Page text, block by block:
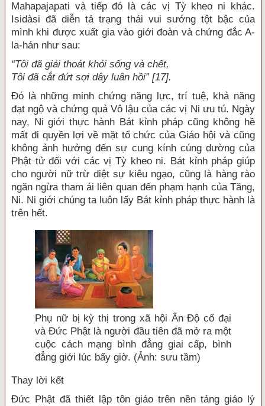
Mahapajapati và tiếp đó là các vị Tỳ kheo ni khác.
Isidàsi đã diễn tả trạng thái vui sướng tột bậc của
mình khi được xuất gia vào giới đoàn và chứng đắc A-
la-hán như sau:
“Tôi đã giải thoát khỏi sống và chết,
Tôi đã cắt đứt sợi dây luân hồi” [17].
Đó là những minh chứng năng lực, trí tuệ, khả năng
đạt ngộ và chứng quả Vô lậu của các vị Ni ưu tú. Ngày
nay, Ni giới thực hành Bát kỉnh pháp cũng không hề
mất đi quyền lợi về mặt tổ chức của Giáo hội và cũng
không ảnh hưởng đến sự cung kính cúng dường của
Phật tử đối với các vị Tỳ kheo ni. Bát kỉnh pháp giúp
cho người nữ trừ diệt sự kiêu ngạo, cũng là hàng rào
ngăn ngừa tham ái liên quan đến phạm hạnh của Tăng,
Ni. Ni giới chúng ta luôn lấy Bát kỉnh pháp thực hành là
trên hết.
Phụ nữ bị kỳ thị trong xã hội Ấn Độ cổ đại
và Đức Phật là người đầu tiên đã mở ra một
cuộc cách mạng bình đẳng giai cấp, bình
đẳng giới lúc bấy giờ. (Ảnh: sưu tầm)
Thay lời kết
Đức Phật đã thiết lập tôn giáo trên nền tảng giáo lý